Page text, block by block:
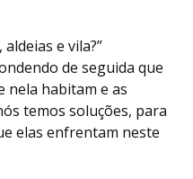
e vila?”
de seguida que
nela habitam e as
temos soluções, para
elas enfrentam neste